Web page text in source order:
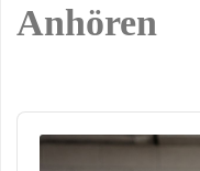
Anhören
Audio
Player